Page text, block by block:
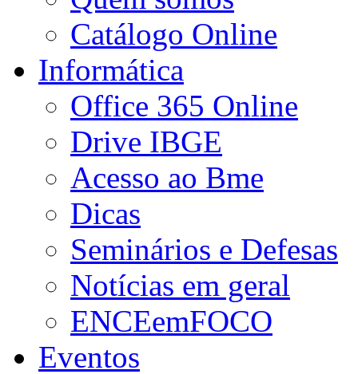
Catálogo Online
Informática
Office 365 Online
Drive IBGE
Acesso ao Bme
Dicas
Seminários e Defesas
Notícias em geral
ENCEemFOCO
Eventos